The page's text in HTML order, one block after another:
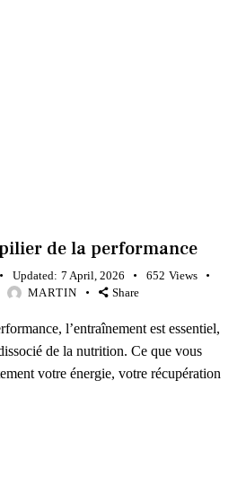
de la performance
Updated: 7 April, 2026 652 Views
MARTIN Share
l’entraînement est essentiel,
de la nutrition. Ce que vous
votre énergie, votre récupération